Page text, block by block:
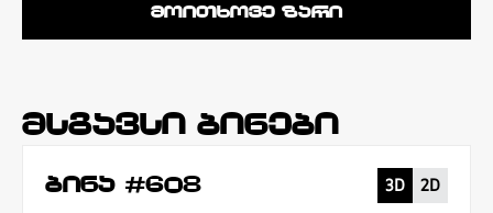
მოითხოვე ზარი
მსგავსი ბინები
ბინა #608 3D 2D